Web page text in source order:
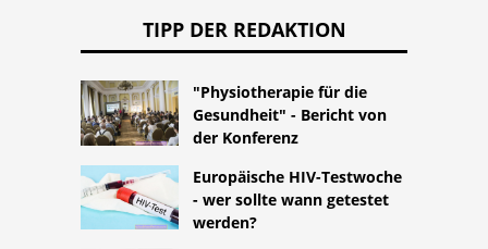
TIPP DER REDAKTION
"Physiotherapie für die
Gesundheit" - Bericht von
der Konferenz
Europäische HIV-Testwoche
- wer sollte wann getestet
werden?